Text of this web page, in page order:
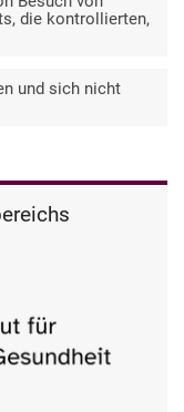
die kontrollierten,
und sich nicht